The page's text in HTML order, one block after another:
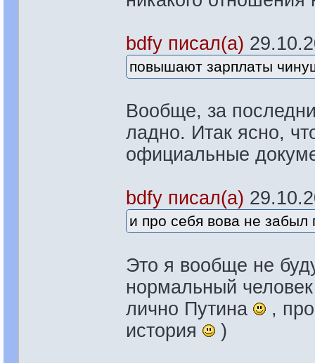
bdfy писал(а)
повышают зарплаты
Вообще, за
ладно. Итак ясно,
официальные
bdfy писал(а)
и про себя вова не забыл
Это я вообще не
нормальный
лично Путина
, про
история
)